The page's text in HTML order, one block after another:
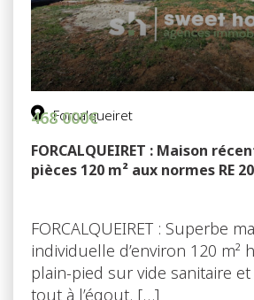
Forcalqueiret
468 000€
FORCALQUEIRET : Maison
pièces 120 m² aux normes RE
FORCALQUEIRET : Superbe
individuelle d’environ 120 m²
plain-pied sur vide sanitaire
tout à l’égout. […]